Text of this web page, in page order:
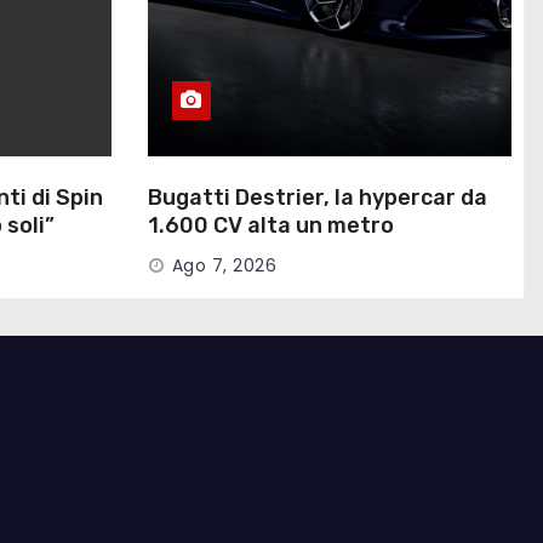
di Spin
soli”
Bugatti Destrier, la hypercar da
1.600 CV alta un metro
Ago 7, 2026